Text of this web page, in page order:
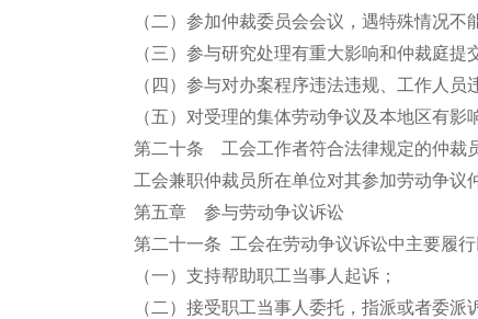
（二）参加仲裁委员会会议，遇特殊情况
（三）参与研究处理有重大影响和仲裁庭提
（四）参与对办案程序违法违规、工作人员
（五）对受理的集体劳动争议及本地区有
第二十条 工会工作者符合法律规定的仲裁
工会兼职仲裁员所在单位对其参加劳动争议
第五章 参与劳动争议诉讼
第二十一条 工会在劳动争议诉讼中主要履行
（一）支持帮助职工当事人起诉；
（二）接受职工当事人委托，指派或者委派